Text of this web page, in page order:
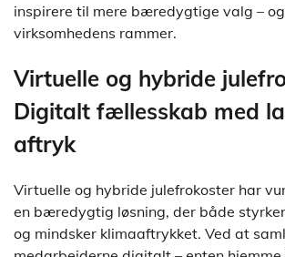
inspirere til mere bæredygtige valg –
virksomhedens rammer.
Virtuelle og hybride
Digitalt fællesskab med
aftryk
Virtuelle og hybride julefrokoster har
en bæredygtig løsning, der både
og mindsker klimaaftrykket. Ved at